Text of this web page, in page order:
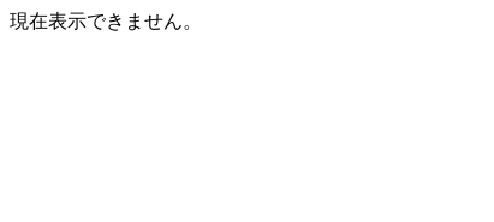
現在表示できません。